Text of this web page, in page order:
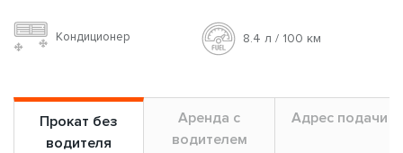
Кондиционер 8.4 л / 100 км
Прокат без
водителя
Аренда с
водителем
Адрес подачи